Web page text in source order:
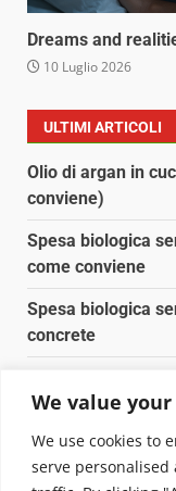
We value
We use cookies to
serve
Dreams and
10 Luglio 2026
ULTIMI ARTICOLI
Olio di argan in
conviene)
Spesa biologica
come conviene
Spesa biologica
concrete
Pulizia naturale
sostituiscono 10